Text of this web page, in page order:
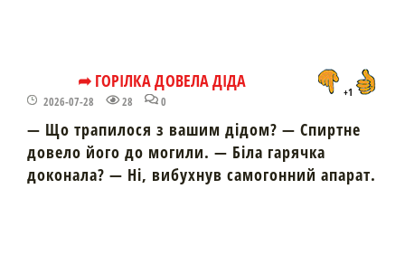
➦ ГОРІЛКА ДОВЕЛА ДІДА
2026-07-28 28 0
+1
— Що трапилося з вашим дідом? — Спиртне
довело його до могили. — Біла гарячка
доконала? — Ні, вибухнув самогонний апарат.